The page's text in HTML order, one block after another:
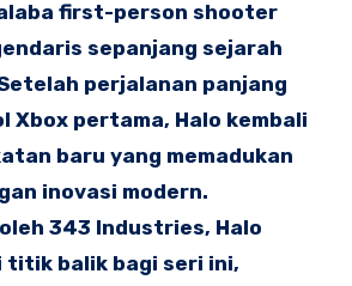
first-person shooter
sepanjang sejarah
perjalanan panjang
Xbox pertama, Halo kembali
baru yang memadukan
inovasi modern.
343 Industries, Halo
titik balik bagi seri ini,